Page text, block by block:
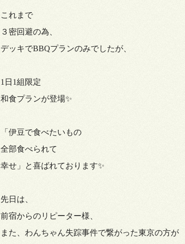
これまで
３密回避の為、
デッキでBBQプランのみでしたが、
1日1組限定
和食プランが登場✨
「伊豆で食べたいもの
全部食べられて
幸せ」と喜ばれております✨
先日は、
前宿からのリピーター様、
また、わんちゃん失踪事件で繋がった東京の方が